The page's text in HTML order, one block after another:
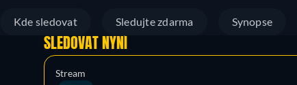
Kde sledovat Sledujte zdarma Synopse
SLEDOVAT NYNÍ
Stream